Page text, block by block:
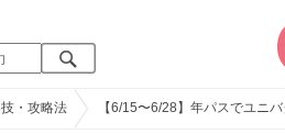
・攻略法 【6/15〜6/28】年パスでユニ